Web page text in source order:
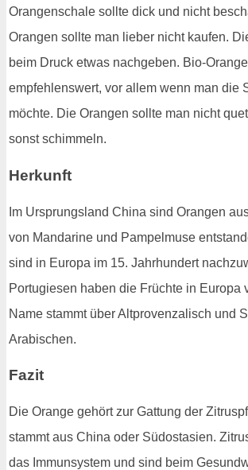
Orangenschale sollte dick und nicht
Orangen sollte man lieber nicht kaufen.
beim Druck etwas nachgeben. Bio-
empfehlenswert, vor allem wenn man die
möchte. Die Orangen sollte man nicht
sonst schimmeln.
Herkunft
Im Ursprungsland China sind Orangen
von Mandarine und Pampelmuse
sind in Europa im 15. Jahrhundert
Portugiesen haben die Früchte in Europa
Name stammt über Altprovenzalisch und
Arabischen.
Fazit
Die Orange gehört zur Gattung der
stammt aus China oder Südostasien.
das Immunsystem und sind beim